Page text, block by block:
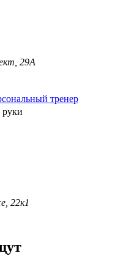
29А
тренер
руки
22к1